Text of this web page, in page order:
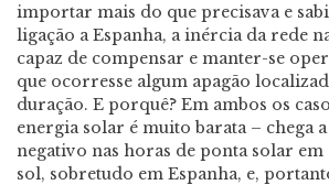
importar mais do que precisava e
ligação a Espanha, a inércia da rede
capaz de compensar e manter-se
que ocorresse algum apagão
duração. E porquê? Em ambos os
energia solar é muito barata – chega
negativo nas horas de ponta solar
sol, sobretudo em Espanha, e,